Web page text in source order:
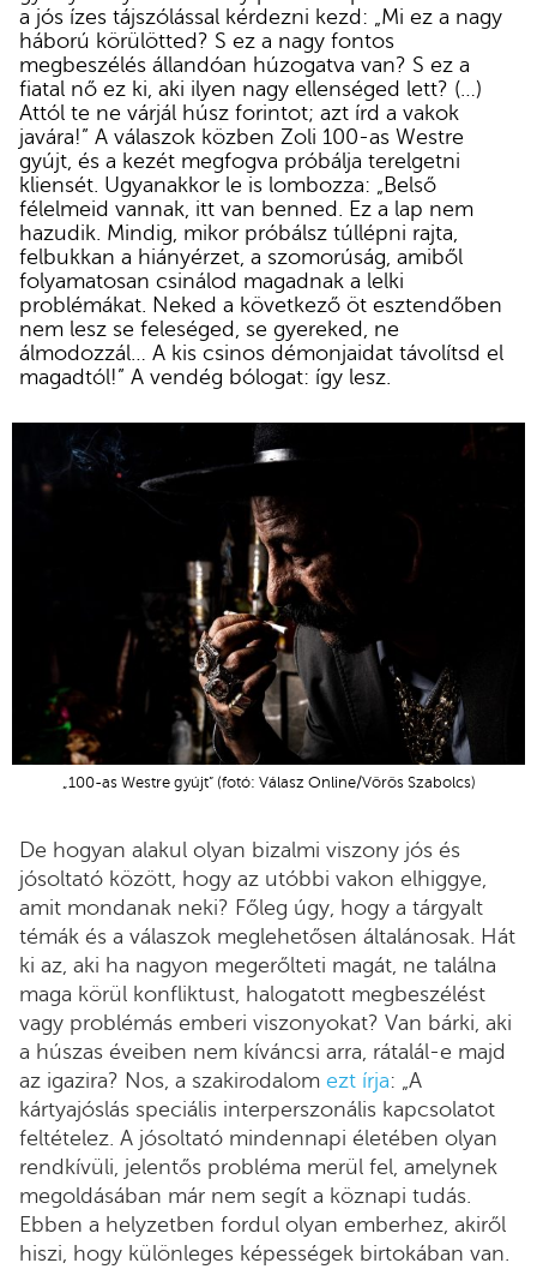
a jós ízes tájszólással kérdezni kezd: „Mi ez a nagy
háború körülötted? S ez a nagy fontos
megbeszélés állandóan húzogatva van? S ez a
fiatal nő ez ki, aki ilyen nagy ellenséged lett? (…)
Attól te ne várjál húsz forintot; azt írd a vakok
javára!” A válaszok közben Zoli 100-as Westre
gyújt, és a kezét megfogva próbálja terelgetni
kliensét. Ugyanakkor le is lombozza: „Belső
félelmeid vannak, itt van benned. Ez a lap nem
hazudik. Mindig, mikor próbálsz túllépni rajta,
felbukkan a hiányérzet, a szomorúság, amiből
folyamatosan csinálod magadnak a lelki
problémákat. Neked a következő öt esztendőben
nem lesz se feleséged, se gyereked, ne
álmodozzál… A kis csinos démonjaidat távolítsd el
magadtól!” A vendég bólogat: így lesz.
„100-as Westre gyújt” (fotó: Válasz Online/Vörös Szabolcs)
De hogyan alakul olyan bizalmi viszony jós és
jósoltató között, hogy az utóbbi vakon elhiggye,
amit mondanak neki? Főleg úgy, hogy a tárgyalt
témák és a válaszok meglehetősen általánosak. Hát
ki az, aki ha nagyon megerőlteti magát, ne találna
maga körül konfliktust, halogatott megbeszélést
vagy problémás emberi viszonyokat? Van bárki, aki
a húszas éveiben nem kíváncsi arra, rátalál-e majd
az igazira? Nos, a szakirodalom ezt írja: „A
kártyajóslás speciális interperszonális kapcsolatot
feltételez. A jósoltató mindennapi életében olyan
rendkívüli, jelentős probléma merül fel, amelynek
megoldásában már nem segít a köznapi tudás.
Ebben a helyzetben fordul olyan emberhez, akiről
hiszi, hogy különleges képességek birtokában van.